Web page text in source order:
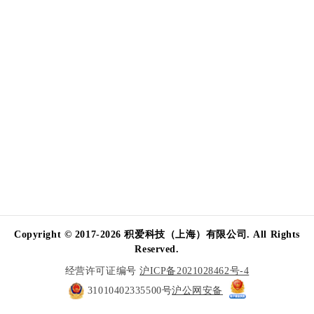
Copyright © 2017-2026 积爱科技（上海）有限公司. All Rights
Reserved.
经营许可证编号沪ICP备2021028462号-4
31010402335500号沪公网安备